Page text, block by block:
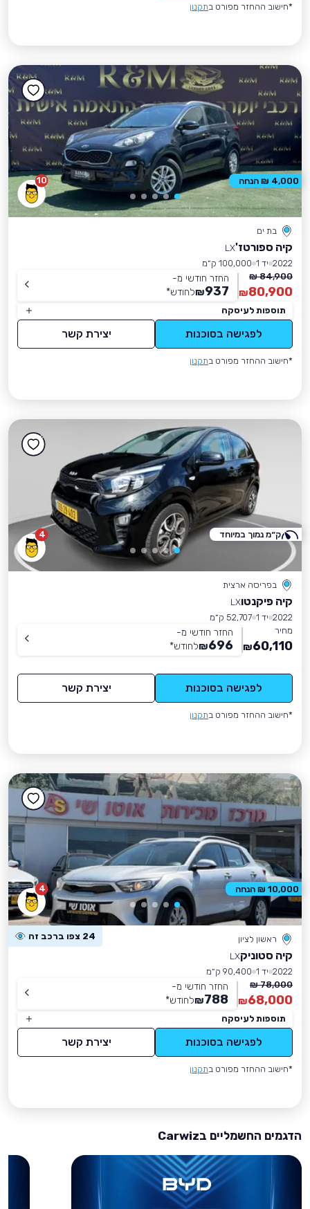
*חישוב ההחזר מפורט בתקנון
10
בת ים
קיה ספורטז'LX
2022 יד 1
100,000 ק״מ
84,900 ₪
80,900
₪
החזר חודשי מ-
937
₪לחודש*
תוספות לעיסקה
לפגישה בסוכנות יצירת קשר
*חישוב ההחזר מפורט בתקנון
4,000 ₪ הנחה
4
בפריסה ארצית
קיה פיקנטוLX
2022 יד 1
52,707 ק״מ
מחיר
60,110
₪
החזר חודשי מ-
696
₪לחודש*
לפגישה בסוכנות יצירת קשר
*חישוב ההחזר מפורט בתקנון
ק״מ נמוך במיוחד
4
ראשון לציון 24 צפו ברכב זה
קיה סטוניקLX
2022 יד 1
90,400 ק״מ
78,000 ₪
68,000
₪
החזר חודשי מ-
788
₪לחודש*
תוספות לעיסקה
לפגישה בסוכנות יצירת קשר
*חישוב ההחזר מפורט בתקנון
10,000 ₪ הנחה
הדגמים החשמליים בCarwiz